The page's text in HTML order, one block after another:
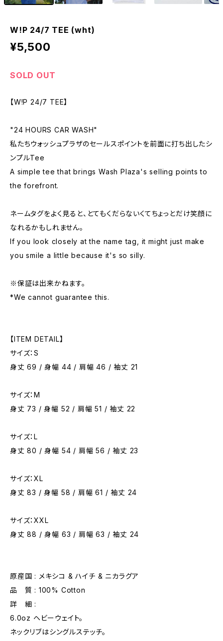
W!P 24/7 TEE (wht)
¥5,500
SOLD OUT
【W!P 24/7 TEE】
"24 HOURS CAR WASH"
私たちウォッシュプラザのセールスポイントを前面に打ち出したシ
ンプルTee
A simple tee that brings Wash Plaza's selling points to
the forefront.
ネームタグをよく見ると、とてもくだらないくてちょっとだけ笑顔に
なれるかもしれません。
If you look closely at the name tag, it might just make
you smile a little because it's so silly.
※保証は出来かねます。
*We cannot guarantee this.
【ITEM DETAIL】
サイズ：S
身丈 69 / 身幅 44 / 肩幅 46 / 袖丈 21
サイズ：M
身丈 73 / 身幅 52 / 肩幅 51 / 袖丈 22
サイズ：L
身丈 80 / 身幅 54 / 肩幅 56 / 袖丈 23
サイズ：XL
身丈 83 / 身幅 58 / 肩幅 61 / 袖丈 24
サイズ：XXL
身丈 88 / 身幅 63 / 肩幅 63 / 袖丈 24
原産国 : メキシコ & ハイチ & ニカラグア
品 質 : 100% Cotton
詳 細 :
6.0oz ヘビーウェイト。
ネックリブはシングルステッチ。